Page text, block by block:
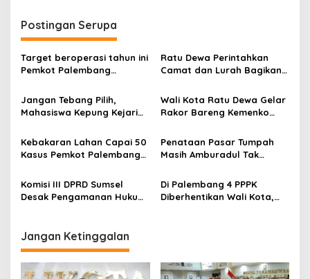
n
a
v
g
a
t
i
o
n
Postingan Serupa
Target beroperasi tahun ini
Pemkot Palembang
proyek PSEL
Ratu Dewa Perintahkan
Camat dan Lurah Bagikan
Semarakkan HUT RI ke 81
Jangan Tebang Pilih,
Mahasiswa Kepung Kejari
Tuntas Dugaan Korupsi
Wali Kota Ratu Dewa Gelar
Rakor Bareng Kemenko
Pengolahan Sampah Jadi
Listrik
Kebakaran Lahan Capai 50
Kasus Pemkot Palembang
Penataan Pasar Tumpah
Masih Amburadul Tak
Ratu Dewa Soroti Kinerja
PD. Pasar
Komisi III DPRD Sumsel
Desak Pengamanan Hukum
Di Palembang 4 PPPK
Diberhentikan Wali Kota,
Jangan Ketinggalan